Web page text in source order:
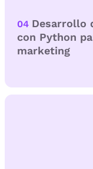
04 Desarrollo
con Python
marketing